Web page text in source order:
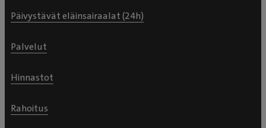
Päivystävät eläinsairaalat (24h)
Palvelut
Hinnastot
Rahoitus